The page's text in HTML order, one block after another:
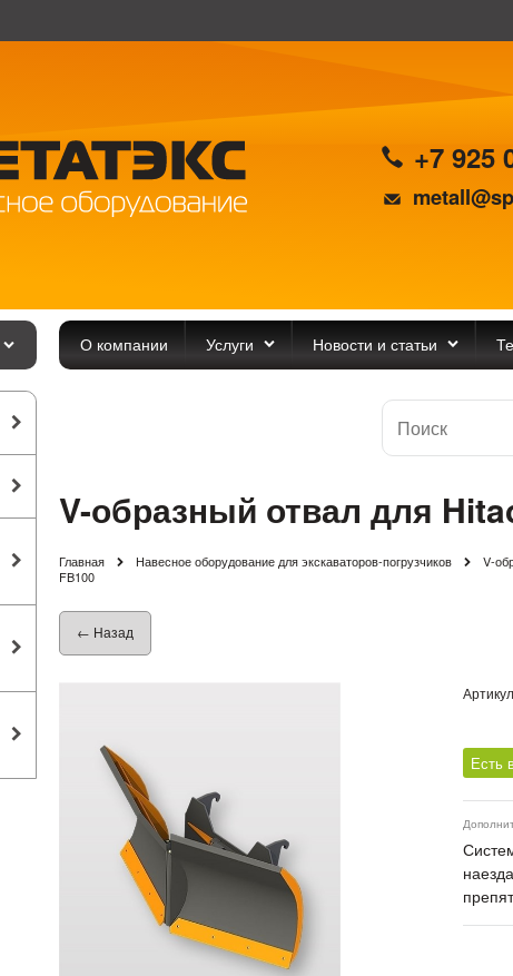
+7 925
О компании Услуги Новости и статьи
V-образный отвал для
Главная Навесное оборудование для экскаваторов-погрузчиков V-
FB100
← Назад
Есть